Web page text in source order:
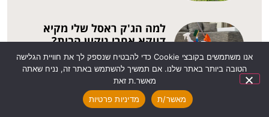
למה הג'ק ראסל שלי מקיא
דווקא אחרי ניקיון הבית?
כלב ג'ק ראסל מקיא מים למה
זה קורה?
אנו משתמשים בקובצי Cookie כדי להבטיח שנספק לך את חוויית הגלישה
הטובה ביותר באתר שלנו. אם תמשיך להשתמש באתר זה, נניח שאתה
מאשר.ת זאת
מאשר/ת
מדיניות פרטיות